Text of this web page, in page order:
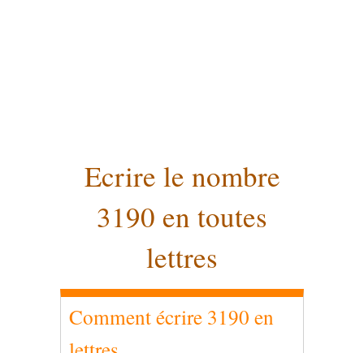
Ecrire le nombre
3190 en toutes
lettres
Comment écrire 3190 en